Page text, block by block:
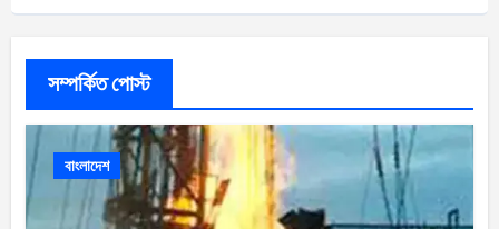
সম্পর্কিত পোস্ট
বাংলাদেশ